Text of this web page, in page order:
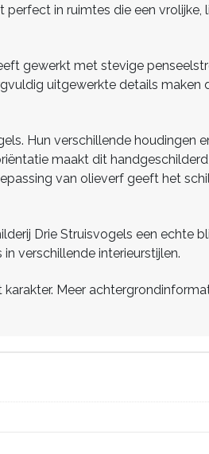
in ruimtes die een vrolijke,
gewerkt met stevige
uitgewerkte details maken
Hun verschillende houdingen
maakt dit
van olieverf geeft het
Drie Struisvogels een echte
verschillende interieurstijlen.
Meer